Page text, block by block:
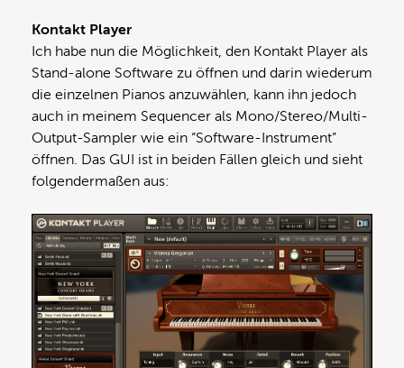
Kontakt Player
Ich habe nun die Möglichkeit, den Kontakt Player als
Stand-alone Software zu öffnen und darin wiederum
die einzelnen Pianos anzuwählen, kann ihn jedoch
auch in meinem Sequencer als Mono/Stereo/Multi-
Output-Sampler wie ein “Software-Instrument”
öffnen. Das GUI ist in beiden Fällen gleich und sieht
folgendermaßen aus: